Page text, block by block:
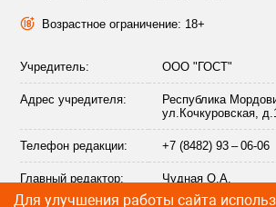
Возрастное ограничение: 18+
Учредитель: ООО "ГОСТ"
Адрес учредителя:
Республика
ул.Кочкуровская,
Телефон редакции: +7 (8482) 93 – 06-06
Главный редактор: Чудная О.А.
Для улучшения работы сайта